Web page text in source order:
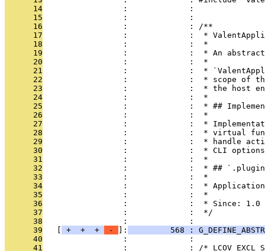
      14
                 :             :
      15
                 :             :
      16
                 :             : /**
      17
:             :  *
      18
                 :             :  *
      19
:             :  * An
      20
                 :             :  *
      21
:             :  *
      22
:             :  * scope of
      23
:             :  * the host
      24
                 :             :  *
      25
:             :  * ##
      26
                 :             :  *
      27
:             :  *
      28
:             :  * virtual
      29
:             :  * handle
      30
:             :  * CLI
      31
                 :             :  *
      32
:             :  * ##
      33
                 :             :  *
      34
:             :  *
      35
                 :             :  *
      36
                 :             :  * Since: 1.0
      37
                 :             :  */
      38
                 :             :
      39
+ + + - ]:
568 :
      40
                 :             :
      41
:             : /*